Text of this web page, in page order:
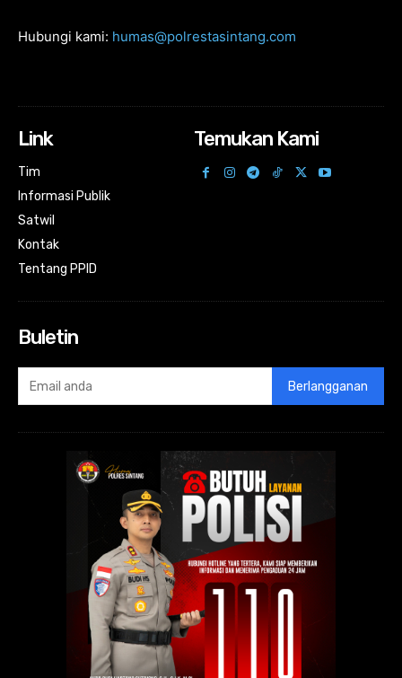
Hubungi kami: humas@polrestasintang.com
Link
Tim
Informasi Publik
Satwil
Kontak
Tentang PPID
Temukan Kami
Buletin
Berlangganan